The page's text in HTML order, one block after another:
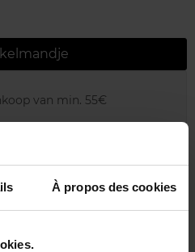
À propos des cookies
van min. 55€